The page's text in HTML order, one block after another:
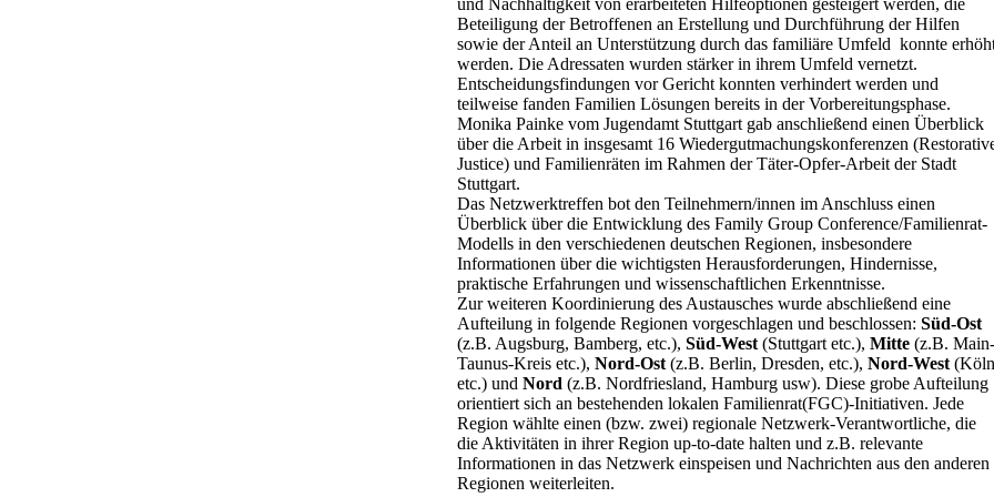
und Nachhaltigkeit von erarbeiteten Hilfeoptionen gesteigert werden, die
Beteiligung der Betroffenen an Erstellung und Durchführung der Hilfen
sowie der Anteil an Unterstützung durch das familiäre Umfeld konnte
werden. Die Adressaten wurden stärker in ihrem Umfeld vernetzt.
Entscheidungsfindungen vor Gericht konnten verhindert werden und
teilweise fanden Familien Lösungen bereits in der Vorbereitungsphase.
Monika Painke vom Jugendamt Stuttgart gab anschließend einen Überblick
über die Arbeit in insgesamt 16 Wiedergutmachungskonferenzen
Justice) und Familienräten im Rahmen der Täter-Opfer-Arbeit der Stadt
Stuttgart.
Das Netzwerktreffen bot den Teilnehmern/innen im Anschluss einen
Überblick über die Entwicklung des Family Group Conference/Familienrat-
Modells in den verschiedenen deutschen Regionen, insbesondere
Informationen über die wichtigsten Herausforderungen, Hindernisse,
praktische Erfahrungen und wissenschaftlichen Erkenntnisse.
Zur weiteren Koordinierung des Austausches wurde abschließend eine
Aufteilung in folgende Regionen vorgeschlagen und beschlossen: Süd-Ost
(z.B. Augsburg, Bamberg, etc.), Süd-West (Stuttgart etc.), Mitte (z.B. Main-
Taunus-Kreis etc.), Nord-Ost (z.B. Berlin, Dresden, etc.), Nord-West (Köln
etc.) und Nord (z.B. Nordfriesland, Hamburg usw). Diese grobe Aufteilung
orientiert sich an bestehenden lokalen Familienrat(FGC)-Initiativen. Jede
Region wählte einen (bzw. zwei) regionale Netzwerk-Verantwortliche, die
die Aktivitäten in ihrer Region up-to-date halten und z.B. relevante
Informationen in das Netzwerk einspeisen und Nachrichten aus den anderen
Regionen weiterleiten.